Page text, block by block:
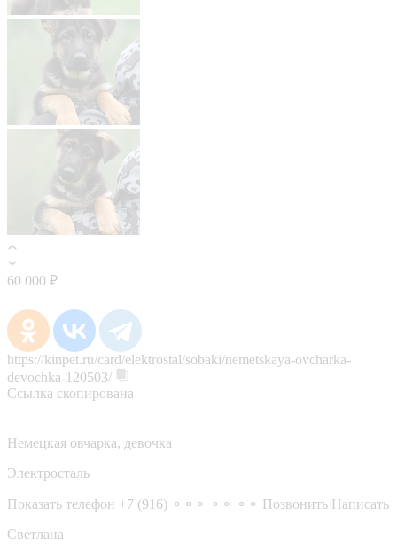
60 000 ₽
https://kinpet.ru/card/elektrostal/sobaki/nemetskaya-ovcharka-
devochka-120503/
Ссылка скопирована
Немецкая овчарка, девочка
Электросталь
Показать телефон +7 (916) ⚬⚬⚬ ⚬⚬ ⚬⚬ Позвонить Написать
Светлана